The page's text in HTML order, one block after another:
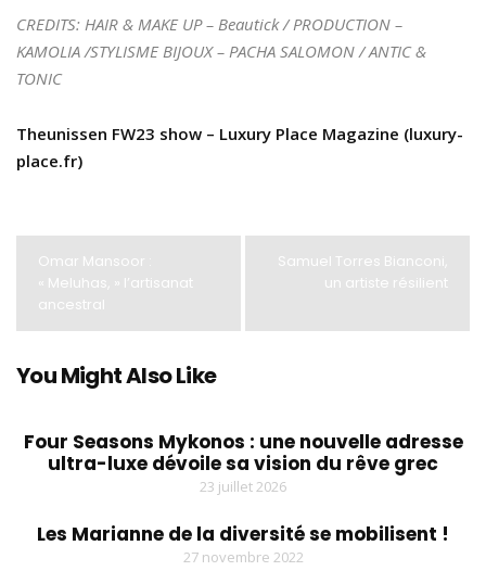
CREDITS: HAIR & MAKE UP – Beautick / PRODUCTION –
KAMOLIA /STYLISME BIJOUX – PACHA SALOMON / ANTIC &
TONIC
Theunissen FW23 show – Luxury Place Magazine (luxury-
place.fr)
Omar Mansoor :
« Meluhas, » l’artisanat
ancestral
Samuel Torres Bianconi,
un artiste résilient
You Might Also Like
Four Seasons Mykonos : une nouvelle adresse
ultra-luxe dévoile sa vision du rêve grec
23 juillet 2026
Les Marianne de la diversité se mobilisent !
27 novembre 2022